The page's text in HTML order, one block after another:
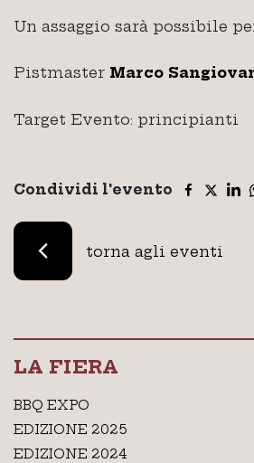
Un assaggio sarà possibile
Pistmaster Marco
Target Evento: principianti
Condividi l'evento
torna agli eventi
LA FIERA
BBQ EXPO
EDIZIONE 2025
EDIZIONE 2024